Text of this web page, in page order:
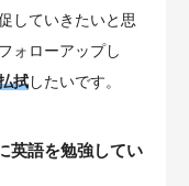
していきたいと思
ォローアップし
拭したいです。
英語を勉強してい